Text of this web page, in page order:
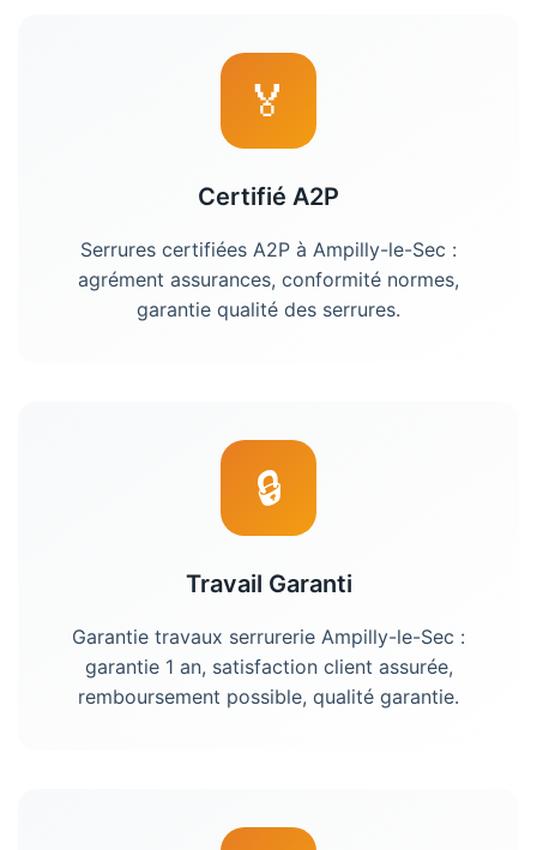
🏅
Certifié A2P
Serrures certifiées A2P à Ampilly-le-Sec :
agrément assurances, conformité normes,
garantie qualité des serrures.
🔒
Travail Garanti
Garantie travaux serrurerie Ampilly-le-Sec :
garantie 1 an, satisfaction client assurée,
remboursement possible, qualité garantie.